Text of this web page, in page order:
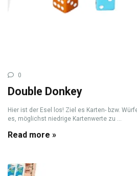
0
Double Donkey
Hier ist der Esel los! Ziel es Karten- bzw.
es, möglichst niedrige Kartenwerte zu ...
Read more »